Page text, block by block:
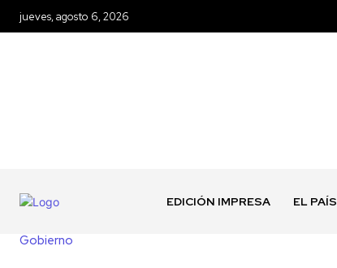
jueves, agosto 6, 2026
EDICIÓN IMPRESA EL PAÍS
Gobierno